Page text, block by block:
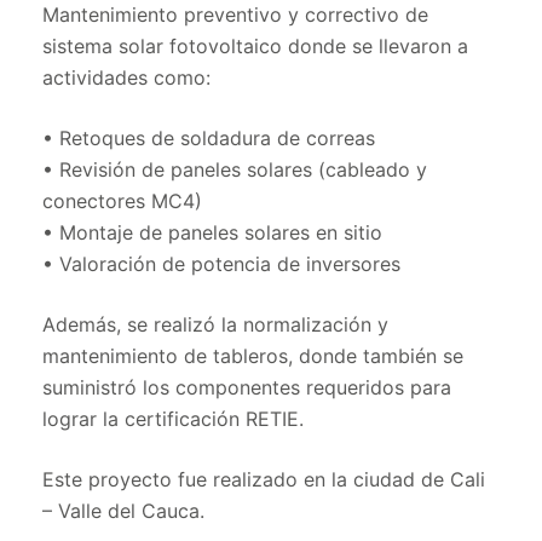
Mantenimiento preventivo y correctivo de
sistema solar fotovoltaico donde se llevaron a
actividades como:
• Retoques de soldadura de correas
• Revisión de paneles solares (cableado y
conectores MC4)
• Montaje de paneles solares en sitio
• Valoración de potencia de inversores
Además, se realizó la normalización y
mantenimiento de tableros, donde también se
suministró los componentes requeridos para
lograr la certificación RETIE.
Este proyecto fue realizado en la ciudad de Cali
– Valle del Cauca.